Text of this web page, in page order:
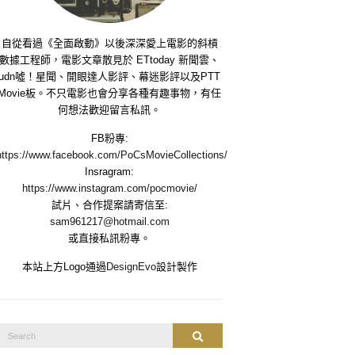
自從看過《全面啟動》以後深深愛上電影的斜槓
數據工程師，電影文章散見於 ETtoday 新聞雲、
噓！星聞、開眼達人影評、幕迷影評以及PTT
板。不只電影也會分享各種有趣事物，有任
何想法歡迎留言私訊。
FB粉專:
www.facebook.com/PoCsMovieCollections/
Insragram:
https://www.instagram.com/pocmovie/
試片、合作提案請寄信至:
sam961217@hotmail.com
或直接私訊粉專。
本站上方Logo通過 DesignEvo設計製作
Search